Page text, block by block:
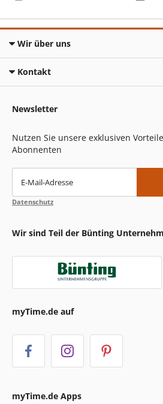
Wir über uns
Kontakt
Newsletter
Nutzen Sie unsere exklusiven
Abonnenten
E-Mail-Adresse
Datenschutz
Wir sind Teil der Bünting
myTime.de auf
myTime.de Apps